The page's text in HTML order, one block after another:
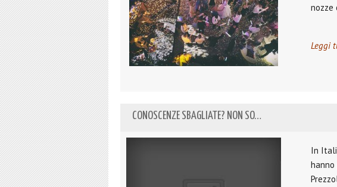
nozze
Leggi
CONOSCENZE SBAGLIATE? NON SO…
In
hanno